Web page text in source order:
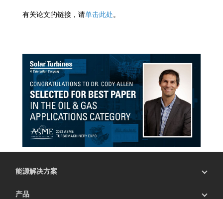
有关论文的链接，请单击此处。
能源解决方案
产品